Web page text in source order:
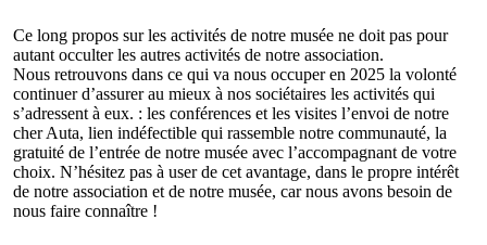
Ce long propos sur les activités de notre musée ne doit pas pour
autant occulter les autres activités de notre association.
Nous retrouvons dans ce qui va nous occuper en 2025 la volonté
continuer d’assurer au mieux à nos sociétaires les activités qui
s’adressent à eux. : les conférences et les visites l’envoi de notre
cher Auta, lien indéfectible qui rassemble notre communauté, la
gratuité de l’entrée de notre musée avec l’accompagnant de votre
choix. N’hésitez pas à user de cet avantage, dans le propre intérêt
de notre association et de notre musée, car nous avons besoin de
nous faire connaître !